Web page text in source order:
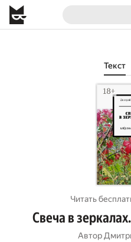
Текст
Читать
Свеча в
Автор